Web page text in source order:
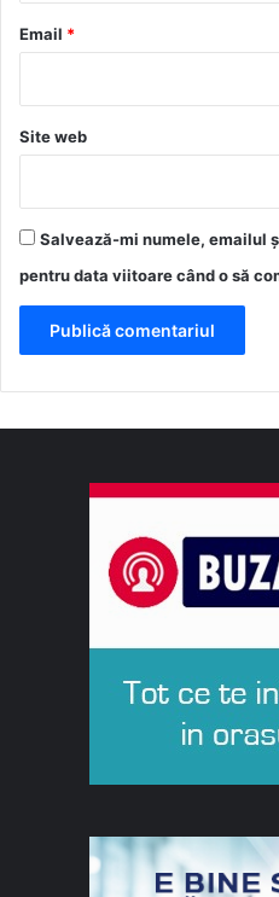
*
Email *
Site web
Salvează-mi numele, emailul
pentru data viitoare când o să